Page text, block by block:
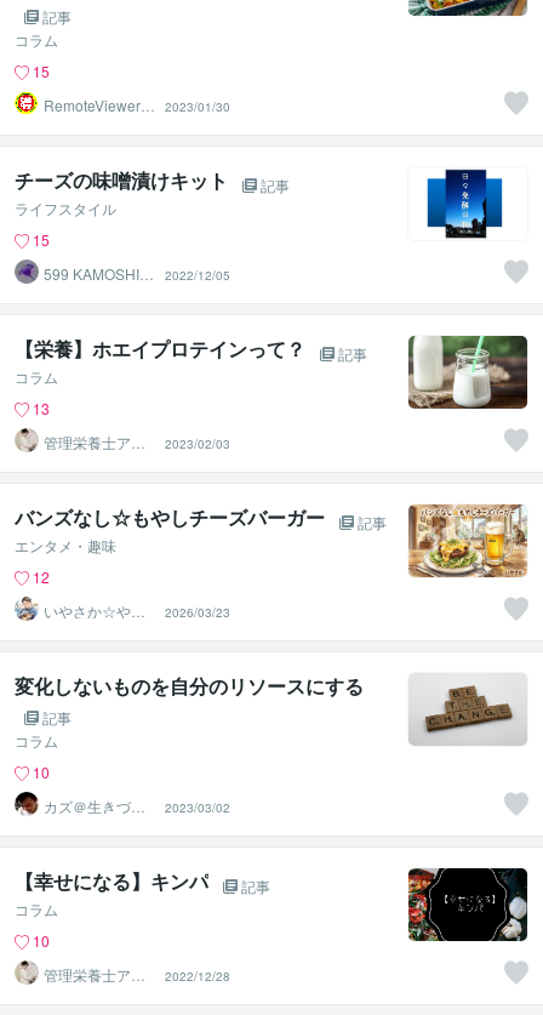
記事
コラム
15
RemoteViewer導
2023/01/30
チーズの味噌漬けキット
記事
ライフスタイル
15
599 KAMOSHIK
2022/12/05
【栄養】ホエイプロテインって？
記事
コラム
13
管理栄養士アオ
イ 村中一帆ママ
が楽する食
2023/02/03
バンズなし☆もやしチーズバーガー
記事
エンタメ・趣味
12
いやさか☆やす
らぎの傾聴者
2026/03/23
変化しないものを自分のリソースにする
記事
コラム
10
カズ＠生きづら
い人のカウンセ
ラー
2023/03/02
【幸せになる】キンパ
記事
コラム
10
管理栄養士アオ
イ 村中一帆ママ
が楽する食
2022/12/28